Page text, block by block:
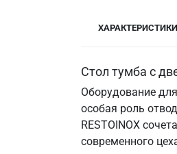
ХАРАКТЕРИСТИКИ
Стол тумба с
Оборудование
особая роль
RESTOINOX
современного